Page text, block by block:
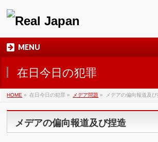
MENU
在日今日の犯罪
HOME » 在日今日の犯罪 » メデア問題 » メデアの偏向報道及び
メデアの偏向報道及び捏造